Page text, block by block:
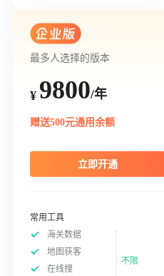
最多人选择的版本
¥ 9800/年
赠送500元通用余额
立即开通
常用工具
海关数据
地图获客
在线搜
不限